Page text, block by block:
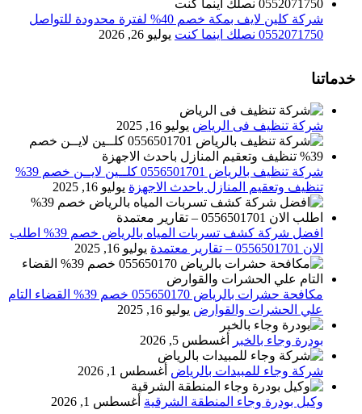
شركة كلين لايف بمكة خصم 40% لفترة محدودة للتواصل
0552071750 نصلك اينما كنت
يوليو 26, 2026
خدماتنا
شركة تنظيف فى الرياض يوليو 16, 2025
شركة تنظيف بالرياض 0556501701 كلــين لايــن خصم 39%
تنظيف وتعقيم المنازل باحدث الاجهزة يوليو 16, 2025
افضل شركة كشف تسربات المياه بالرياض خصم 39% اطلب
الان 0556501701‬‏ – تقارير معتمدة
يوليو 16, 2025
مكافحة حشرات بالرياض 055650170 خصم 39% القضاء التام
علي الحشرات والقوارض يوليو 16, 2025
بودرة وجاء بالخبر أغسطس 5, 2026
شركة وجاء للمبيدات بالرياض أغسطس 1, 2026
وكيل بودرة وجاء المنطقة الشرقية أغسطس 1, 2026